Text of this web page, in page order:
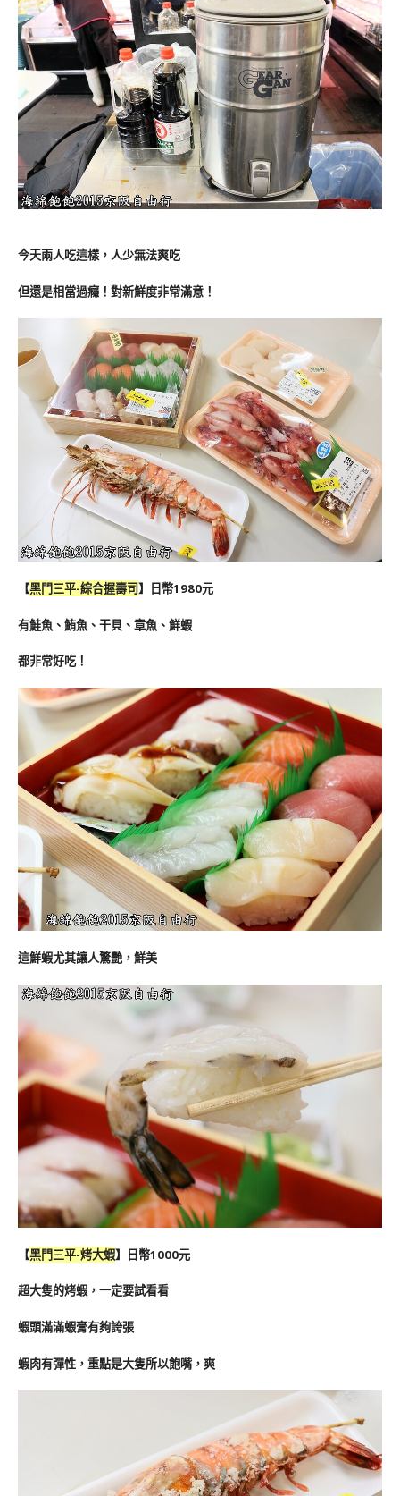
今天兩人吃這樣，人少無法爽吃
但還是相當過癮！對新鮮度非常滿意！
【黑門三平-綜合握壽司】日幣1980元
有鮭魚、鮪魚、干貝、章魚、鮮蝦
都非常好吃！
這鮮蝦尤其讓人驚艷，鮮美
【黑門三平-烤大蝦】日幣1000元
超大隻的烤蝦，一定要試看看
蝦頭滿滿蝦膏有夠誇張
蝦肉有彈性，重點是大隻所以飽嘴，爽